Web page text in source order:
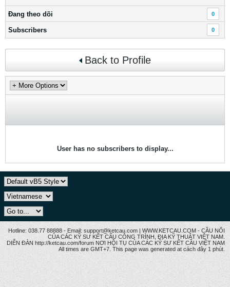
Ðang theo dõi 0
Subscribers 0
Back to Profile
User has no subscribers to display...
Hotline: 038.77 88888 - Email: support@ketcau.com | WWW.KETCAU.COM - CẦU NỐI
CỦA CÁC KỸ SƯ KẾT CẤU CÔNG TRÌNH, ĐỊA KỸ THUẬT VIỆT NAM.
DIỄN ĐÀN http://ketcau.com/forum NƠI HỘI TỤ CỦA CÁC KỸ SƯ KẾT CÂU VIỆT NAM
All times are GMT+7. This page was generated at cách đây 1 phút.